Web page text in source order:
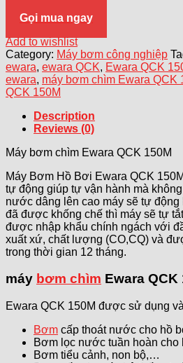
Gọi mua ngay
Add to wishlist
Category: Máy bơm công nghiệp
ewara, ewara QCK, Ewara QCK
ewara, máy bơm chìm Ewara QCK
QCK 150M
Description
Reviews (0)
Máy bơm chìm Ewara QCK 150M
Máy Bơm Hồ Bơi Ewara QCK
tự động giúp tự vận hành mà
nước dâng lên cao máy sẽ tự
đã được khống chế thì máy sẽ tự
được nhập khẩu chính ngách với
xuất xứ, chất lượng (CO,CQ) và
trong thời gian 12 tháng.
máy bơm chìm Ewara QCK
Ewara QCK 150M được sử dụng
Bơm cấp thoát nước cho hồ
Bơm lọc nước tuần hoàn
Bơm tiểu cảnh, non bộ,…